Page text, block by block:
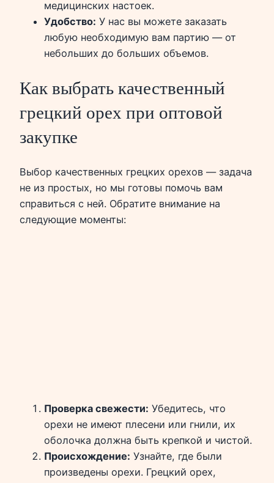
медицинских настоек.
Удобство: У нас вы можете заказать
любую необходимую вам партию — от
небольших до больших объемов.
Как выбрать качественный
грецкий орех при оптовой
закупке
Выбор качественных грецких орехов — задача
не из простых, но мы готовы помочь вам
справиться с ней. Обратите внимание на
следующие моменты:
Проверка свежести: Убедитесь, что
орехи не имеют плесени или гнили, их
оболочка должна быть крепкой и чистой.
Происхождение: Узнайте, где были
произведены орехи. Грецкий орех,